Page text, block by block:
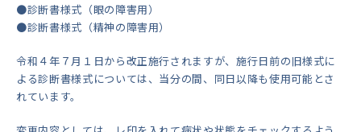
●診断書様式（眼の障害用）
●診断書様式（精神の障害用）
令和４年７月１日から改正施行されますが、施行日前の旧様式に
よる診断書様式については、当分の間、同日以降も使用可能とさ
れています。